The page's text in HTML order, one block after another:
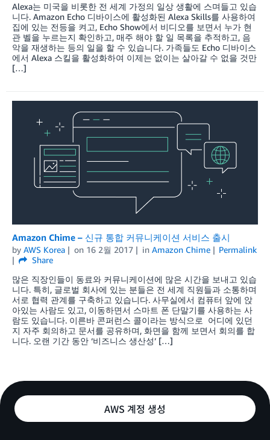
Alexa는 미국을 비롯한 전 세계 가정의 일상 생활에 스며들고 있습
니다. Amazon Echo 디바이스에 활성화된 Alexa Skills를 사용하여
집에 있는 전등을 켜고, Echo Show에서 비디오를 보면서 누가 현
관 벨을 누르는지 확인하고, 매주 해야 할 일 목록을 추적하고, 음
악을 재생하는 등의 일을 할 수 있습니다. 가족들도 Echo 디바이스
에서 Alexa 스킬을 활성화하여 이제는 없이는 살아갈 수 없을 것만
[…]
Amazon Chime – 신규 통합 커뮤니케이션 서비스 출시
by AWS Korea on 16 2월 2017 in Amazon Chime
Permalink
Share
많은 직장인들이 동료와 커뮤니케이션에 많은 시간을 보내고 있습
니다. 특히, 글로벌 회사에 있는 분들은 전 세계 직원들과 소통하며
서로 협력 관계를 구축하고 있습니다. 사무실에서 컴퓨터 앞에 앉
아있는 사람도 있고, 이동하면서 스마트 폰 단말기를 사용하는 사
람도 있습니다. 이른바 콘퍼런스 콜이라는 방식으로 어디에 있던
지 자주 회의하고 문서를 공유하며, 화면을 함께 보면서 회의를 합
니다. 오랜 기간 동안 ‘비즈니스 생산성’ […]
AWS 계정 생성